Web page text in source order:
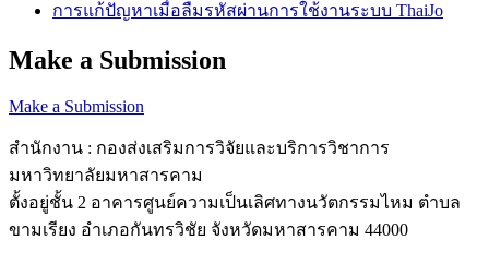
การแก้ปัญหาเมื่อลืมรหัสผ่านการใช้งานระบบ ThaiJo
Make a Submission
Make a Submission
สำนักงาน : กองส่งเสริมการวิจัยและบริการวิชาการ
มหาวิทยาลัยมหาสารคาม
ตั้งอยู่ชั้น 2 อาคารศูนย์ความเป็นเลิศทางนวัตกรรมไหม ตำบล
ขามเรียง อำเภอกันทรวิชัย จังหวัดมหาสารคาม 44000